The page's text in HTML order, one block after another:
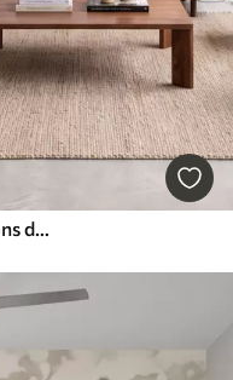
Um mapa político do mundo em tons de bege com bandeiras em inglês